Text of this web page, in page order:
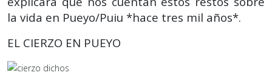
la vida en Pueyo/Puiu *hace tres mil años*.
EL CIERZO EN PUEYO